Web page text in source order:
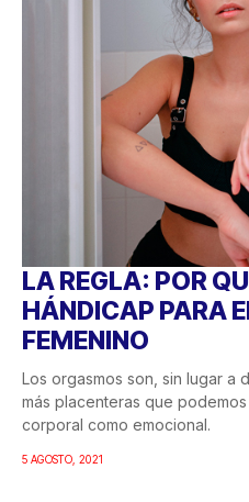
LA REGLA: POR
HÁNDICAP PARA
FEMENINO
Los orgasmos son, sin lugar a
más placenteras que
corporal como emocional.
5 AGOSTO, 2021